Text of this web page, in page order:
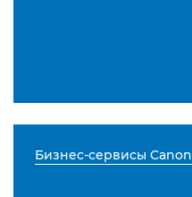
Бизнес-сервисы Canon